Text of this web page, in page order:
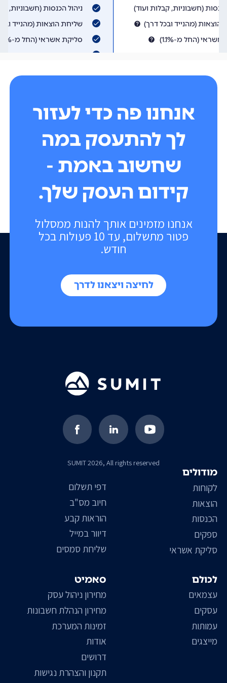
אנחנו מזמינים אותך להנות ממסלול
פטור מתשלום, עד 10 פעולות בכל
חודש.
לחיצה ויצאנו לדרך
אנחנו פה כדי לעזור
לך להתעסק במה
שחשוב באמת -
קידום העסק שלך.
SUMIT 2026, All rights reserved
סאמיט
מחירון ניהול עסק
מחירון הנהלת חשבונות
זמינות המערכת
אודות
דרושים
תקנון והצהרת נגישות
דפי תשלום
חיוב מס"ב
הוראות קבע
דיוור במייל
שליחת סמסים
מודולים
לקוחות
הוצאות
הכנסות
ספקים
סליקת אשראי
לכולם
עצמאים
עסקים
עמותות
מייצגים